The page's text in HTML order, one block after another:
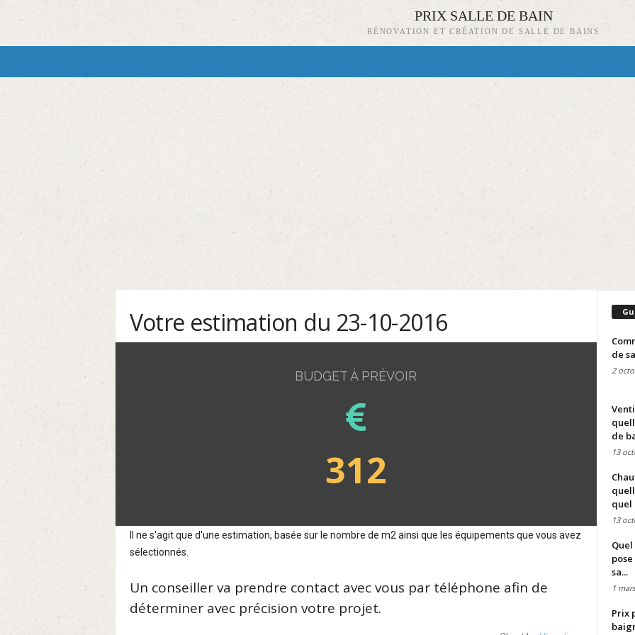
PRIX SALLE DE BAIN
RÉNOVATION ET CRÉATION DE SALLE DE BAINS
Votre estimation du 23-10-2016
BUDGET À PRÉVOIR
312
Il ne s'agit que d'une estimation, basée sur le nombre de m2 ainsi que les équipements que vous avez
sélectionnés.
Un conseiller va prendre contact avec vous par téléphone afin de
déterminer avec précision votre projet.
de
2
de
13
quel
13
sa...
1
Prix